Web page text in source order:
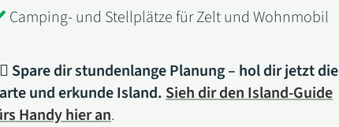
Camping- und Stellplätze für Zelt und Wohnmobil
Spare dir stundenlange Planung – hol dir jetzt die
und erkunde Island.Sieh dir den Island-Guide
Handy hier an.